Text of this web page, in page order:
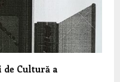
de Cultură a